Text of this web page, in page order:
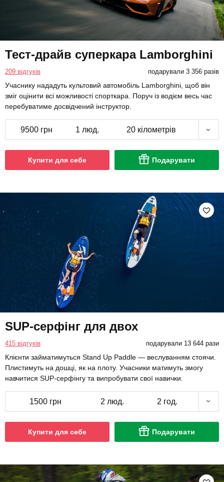
Тест-драйв суперкара Lamborghini
209 відгуків подарували 3 356 разів
Учаснику нададуть культовий автомобіль Lamborghini, щоб він
зміг оцінити всі можливості спорткара. Поруч із водієм весь час
перебуватиме досвідчений інструктор.
9500 грн 1 люд. 20 кілометрів
Купити для себе Подарувати
SUP-серфінг для двох
415 відгуків подарували 13 644 рази
Клієнти займатимуться Stand Up Paddle — веслуванням стоячи.
Плистимуть на дошці, як на плоту. Учасники матимуть змогу
навчитися SUP-серфінгу та випробувати свої навички.
1500 грн 2 люд. 2 год.
Купити для себе Подарувати